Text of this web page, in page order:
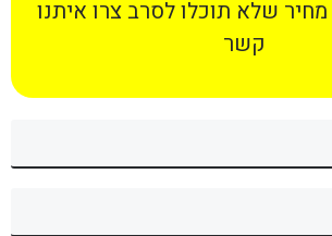
שלא תוכלו לסרב צרו איתנו
קשר